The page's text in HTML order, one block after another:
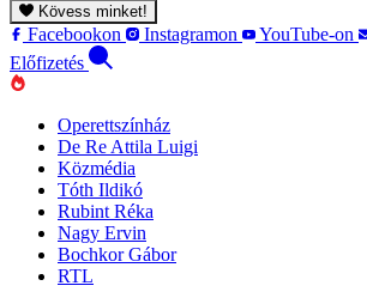
Kövess minket!
Facebookon Instagramon YouTube-on
Előfizetés
Operettszínház
De Re Attila Luigi
Közmédia
Tóth Ildikó
Rubint Réka
Nagy Ervin
Bochkor Gábor
RTL